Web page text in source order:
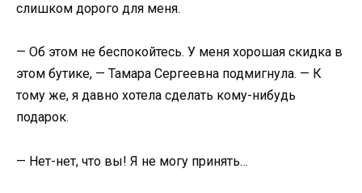
слишком дорого для меня.
— Об этом не беспокойтесь. У меня хорошая скидка в
этом бутике, — Тамара Сергеевна подмигнула. — К
тому же, я давно хотела сделать кому-нибудь
подарок.
— Нет-нет, что вы! Я не могу принять…